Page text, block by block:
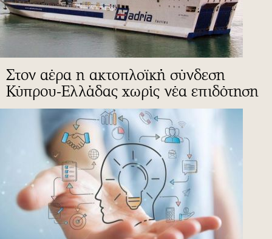
Στον αέρα η ακτοπλοϊκή σύνδεση
Κύπρου-Ελλάδας χωρίς νέα επιδότηση